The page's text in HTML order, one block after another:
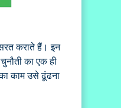
कराते हैं। इन
का एक ही
काम उसे ढूंढना